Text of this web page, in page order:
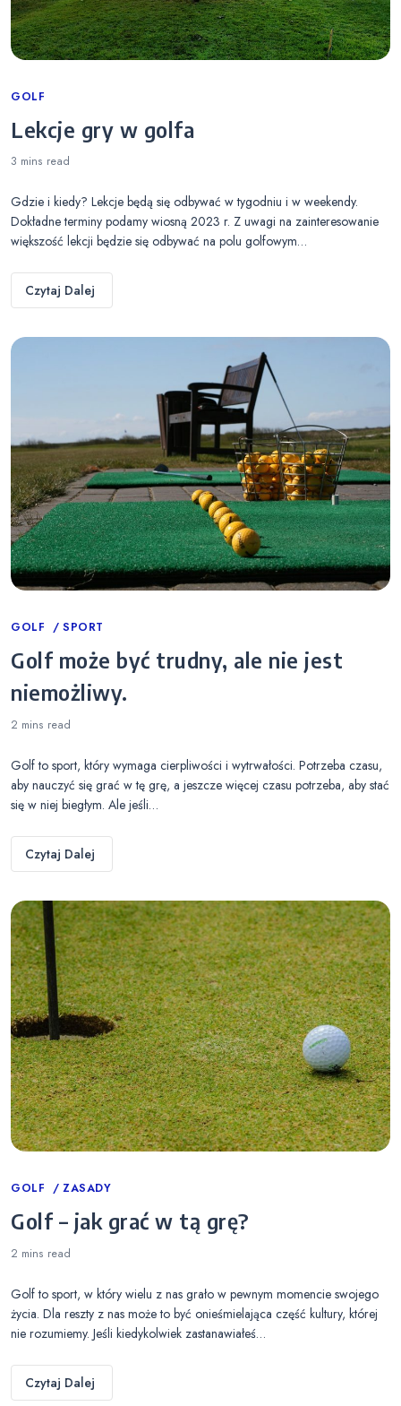
Categories
GOLF
Lekcje gry w golfa
3 mins read
Gdzie i kiedy? Lekcje będą się odbywać w tygodniu i w weekendy.
Dokładne terminy podamy wiosną 2023 r. Z uwagi na zainteresowanie
większość lekcji będzie się odbywać na polu golfowym…
Czytaj Dalej
Categories
GOLF SPORT
Golf może być trudny, ale nie jest
niemożliwy.
2 mins read
Golf to sport, który wymaga cierpliwości i wytrwałości. Potrzeba czasu,
aby nauczyć się grać w tę grę, a jeszcze więcej czasu potrzeba, aby stać
się w niej biegłym. Ale jeśli…
Czytaj Dalej
Categories
GOLF ZASADY
Golf – jak grać w tą grę?
2 mins read
Golf to sport, w który wielu z nas grało w pewnym momencie swojego
życia. Dla reszty z nas może to być onieśmielająca część kultury, której
nie rozumiemy. Jeśli kiedykolwiek zastanawiałeś…
Czytaj Dalej